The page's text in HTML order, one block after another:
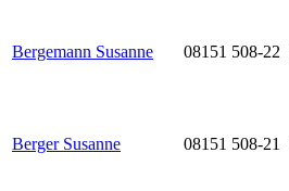
Bergemann Susanne 08151 508-22
Berger Susanne 08151 508-21